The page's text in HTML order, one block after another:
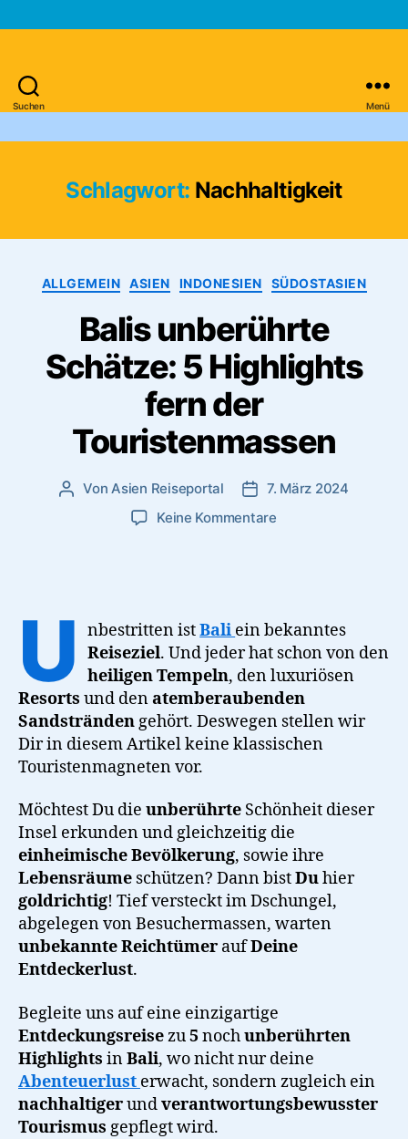
Suchen
Reiseportal
Menü
Schlagwort: Nachhaltigkeit
Kategorien
ALLGEMEIN ASIEN INDONESIEN SÜDOSTASIEN
Balis unberührte
Schätze: 5 Highlights
fern der
Touristenmassen
Beitragsautor
Von Asien Reiseportal Veröffentlichungsdatum
7. März 2024
Keine Kommentarezu
fern
der
Touristenmassen
U nbestritten istBali ein bekanntes
Reiseziel. Und jeder hat schon von den
heiligen Tempeln, den luxuriösen
Resorts und denatemberaubenden
Sandstränden gehört. Deswegen stellen wir
Dir in diesem Artikel keine klassischen
Touristenmagneten vor.
Möchtest Du die unberührte Schönheit dieser
Insel erkunden und gleichzeitig die
einheimische Bevölkerung, sowie ihre
Lebensräume schützen? Dann bistDuhier
goldrichtig! Tief versteckt im Dschungel,
abgelegen von Besuchermassen, warten
unbekannte Reichtümer aufDeine
Entdeckerlust.
Begleite uns auf eine einzigartige
Entdeckungsreisezu5 nochunberührten
Highlights inBali, wo nicht nur deine
Abenteuerlust erwacht, sondern zugleich ein
nachhaltigerundverantwortungsbewusster
Tourismus gepflegt wird.